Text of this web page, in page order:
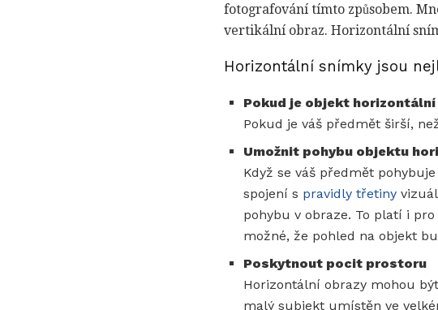
fotografování tímto způsobem.
vertikální obraz. Horizontální
Horizontální snímky jsou
Pokud je objekt horizontální
Pokud je váš předmět širší,
Umožnit pohybu objektu
Když se váš předmět
spojení s pravidly třetiny
pohybu v obraze. To platí i
možné, že pohled na objekt
Poskytnout pocit prostoru
Horizontální obrazy mohou
malý subjekt umístěn ve